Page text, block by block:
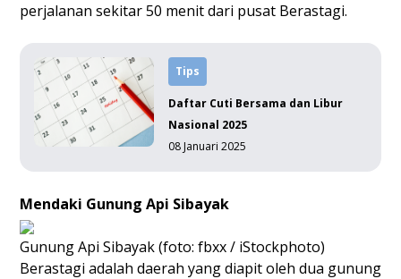
perjalanan sekitar 50 menit dari pusat Berastagi.
Tips
Daftar Cuti Bersama dan Libur
Nasional 2025
08 Januari 2025
Mendaki Gunung Api Sibayak
Gunung Api Sibayak (foto: fbxx / iStockphoto)
Berastagi adalah daerah yang diapit oleh dua gunung